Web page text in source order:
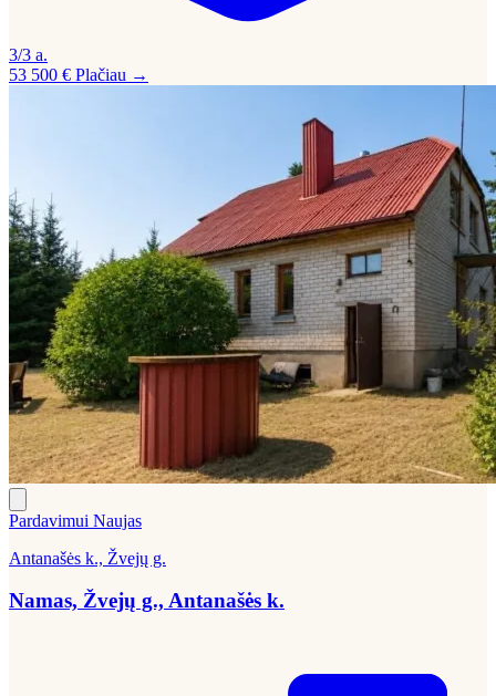
3/3 a.
53 500 € Plačiau →
Pardavimui Naujas
Antanašės k., Žvejų g.
Namas, Žvejų g., Antanašės k.